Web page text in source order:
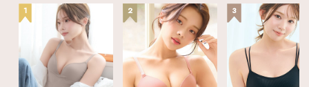
フロントホック ブラト
ップ ノンワイヤー 超
盛ブラ(R) ✧1101014
クロスコードレース ノ
ンワイヤー 超盛ブラ
(R) ✧605913 モノト
ーンフラワー カシュク
ールレース脇高ブラ
1 2 3